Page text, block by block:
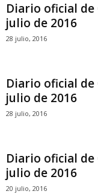
Diario oficial de
julio de 2016
28 julio, 2016
Diario oficial de
julio de 2016
28 julio, 2016
Diario oficial de
julio de 2016
20 julio, 2016